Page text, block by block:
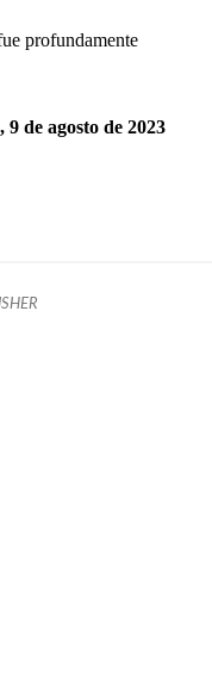
profundamente
de agosto de 2023